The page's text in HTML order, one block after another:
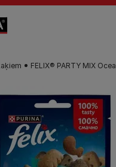
FELIX® PARTY MIX